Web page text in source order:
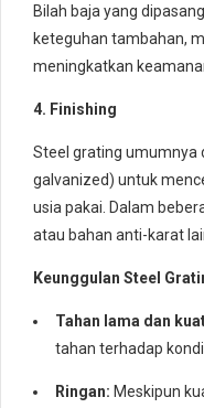
Bilah baja yang
keteguhan tambahan,
meningkatkan
4. Finishing
Steel grating umumnya
galvanized) untuk
usia pakai. Dalam
atau bahan anti-karat
Keunggulan Steel
Tahan lama dan
tahan terhadap
Ringan: Meskipun